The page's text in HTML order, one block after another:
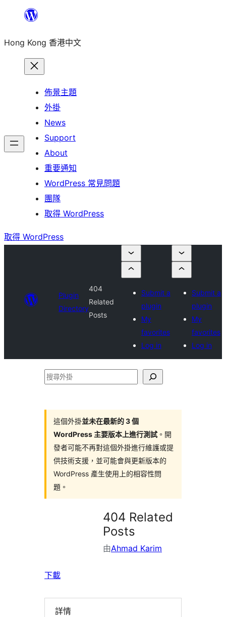
主
Hong Kong 香港中文
佈景主題
外掛
News
Support
About
重要通知
WordPress 常見問題
團隊
取得 WordPress
取得 WordPress
Plugin
Directory
404
Related
Posts
Submit a
plugin
My
favorites
Log in
Submit a
plugin
My
favorites
Log in
搜
這個外掛並未在最新的 3 個
WordPress 主要版本上進行測試 。開
發者可能不再對這個外掛進行維護或提
供技術支援，並可能會與更新版本的
WordPress 產生使用上的相容性問
題。
404 Related
Posts
由Ahmad Karim
下載
詳情